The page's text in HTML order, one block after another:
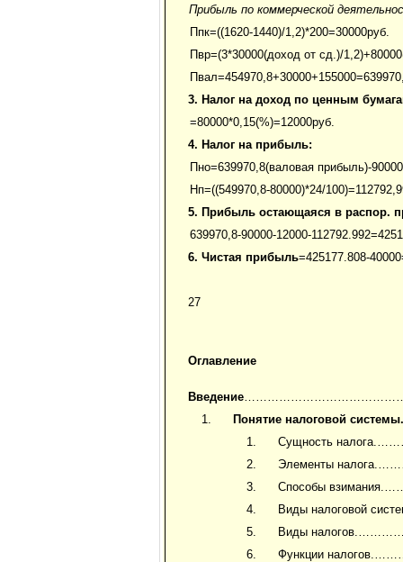
Прибыль по коммерческой
Ппк=((1620-1440)/1,2)*200=30000руб.
Пвр=(3*30000(доход от сд.)/
3. Налог на доход по ценным
=80000*0,15(%)=12000руб.
4. Налог на прибыль:
Пно=639970,8(валовая прибыль)-
Нп=((549970,8-80000)*24/
5. Прибыль остающаяся в распор.
639970,8-90000-12000-
6. Чистая прибыль=425177.808-
27
Оглавление
Введение
Понятие налоговой системы.
Сущность
Элементы
Способы
Виды
Виды
Функции